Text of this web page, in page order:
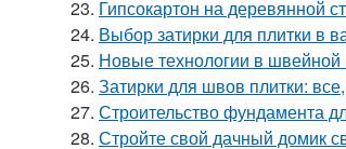
23. Гипсокартон на деревянной
24. Выбор затирки для плитки в
25. Новые технологии в
26. Затирки для швов плитки:
27. Строительство фундамента
28. Стройте свой дачный домик